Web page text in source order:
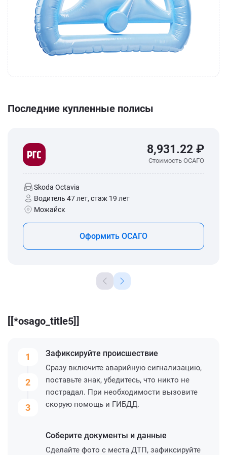
Последние купленные полисы
8,931.22 ₽
Стоимость ОСАГО
Skoda Octavia
Водитель 47 лет, стаж 19 лет
Можайск
Оформить ОСАГО
[[*osago_title5]]
1
2
3
Зафиксируйте происшествие
Сразу включите аварийную сигнализацию,
поставьте знак, убедитесь, что никто не
пострадал. При необходимости вызовите
скорую помощь и ГИБДД.
Соберите документы и данные
Сделайте фото с места ДТП, зафиксируйте